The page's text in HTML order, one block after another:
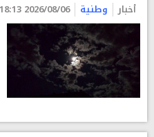
أخبار وطنية 2026/08/06 18:13